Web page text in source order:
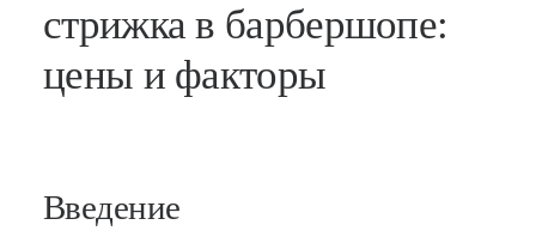
СЕРТИФИКАТЫ
КОСМЕТИКА
ВАКАНСИИ
стрижка в барбершопе:
цены и факторы
Введение